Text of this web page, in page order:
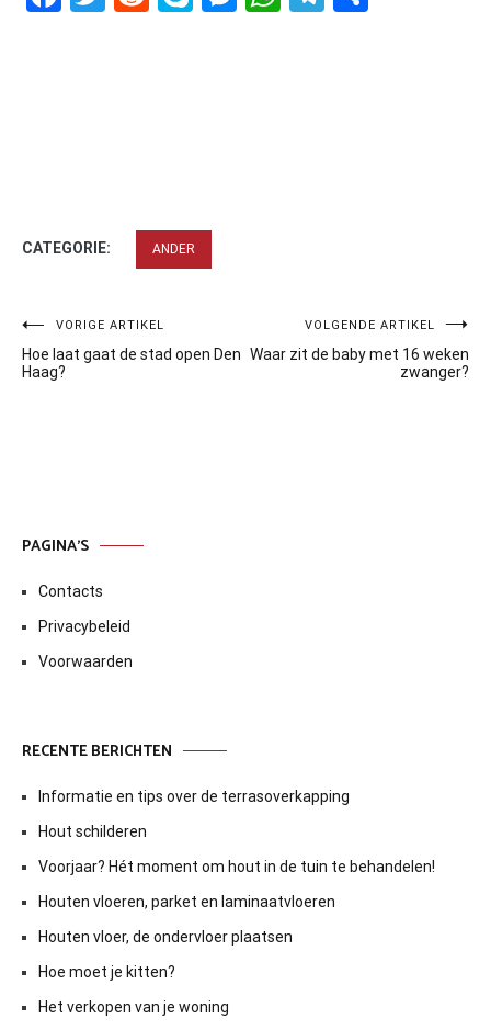
CATEGORIE: ANDER
Bericht
navigatie
VORIGE ARTIKEL
Hoe laat gaat de stad open Den
Haag?
VOLGENDE ARTIKEL
Waar zit de baby met 16 weken
zwanger?
PAGINA’S
Contacts
Privacybeleid
Voorwaarden
RECENTE BERICHTEN
Informatie en tips over de terrasoverkapping
Hout schilderen
Voorjaar? Hét moment om hout in de tuin te behandelen!
Houten vloeren, parket en laminaatvloeren
Houten vloer, de ondervloer plaatsen
Hoe moet je kitten?
Het verkopen van je woning